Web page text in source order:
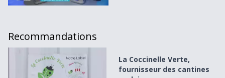
Recommandations
La Coccinelle Verte, fournisseur des cantines scolaires
La Coccinelle Verte,
fournisseur des cantines